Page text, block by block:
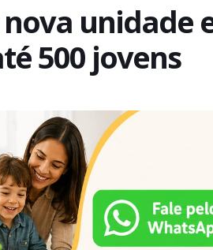
unidade
500 jovens